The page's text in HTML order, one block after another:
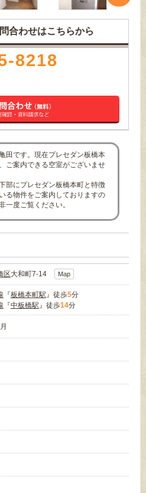
合わせはこちらから
8218
田です。現在プレセダン板橋本
ご案内できる空室がございませ
部にプレセダン板橋本町と特徴
る物件をご案内しておりますの
一度ご覧ください。
区大和町7-14 Map
『板橋本町駅』徒歩5分
『中板橋駅』徒歩14分